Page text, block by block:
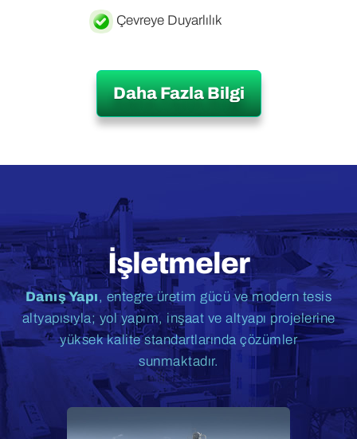
Çevreye Duyarlılık
Daha Fazla Bilgi
İşletmeler
Danış Yapı, entegre üretim gücü ve modern tesis
altyapısıyla; yol yapım, inşaat ve altyapı projelerine
yüksek kalite standartlarında çözümler
sunmaktadır.